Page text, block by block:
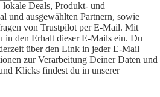
Deals, Produkt- und
und ausgewählten Partnern, sowie
von Trustpilot per E-Mail. Mit
den Erhalt dieser E-Mails ein. Du
über den Link in jeder E-Mail
zur Verarbeitung Deiner Daten und
Klicks findest du in unserer